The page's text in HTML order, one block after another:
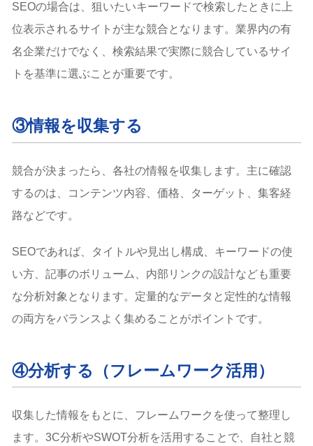
SEOの場合は、狙いたいキーワードで検索したときに上
位表示されるサイトが主な競合となります。業界内の有
名企業だけでなく、検索結果で実際に競合しているサイ
トを基準に選ぶことが重要です。
③情報を収集する
競合が決まったら、各社の情報を収集します。主に確認
するのは、コンテンツ内容、価格、ターゲット、集客経
路などです。
SEOであれば、タイトルや見出し構成、キーワードの使
い方、記事のボリューム、内部リンクの設計なども重要
な分析対象となります。定量的なデータと定性的な情報
の両方をバランスよく集めることがポイントです。
④分析する（フレームワーク活用）
収集した情報をもとに、フレームワークを使って整理し
ます。3C分析やSWOT分析を活用することで、自社と競